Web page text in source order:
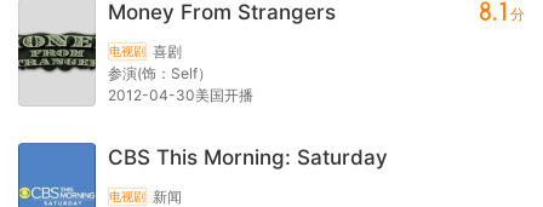
Money From Strangers
电视剧 喜剧
参演(饰：Self）
2012-04-30美国开播
8.1 分
CBS This Morning: Saturday
电视剧 新闻